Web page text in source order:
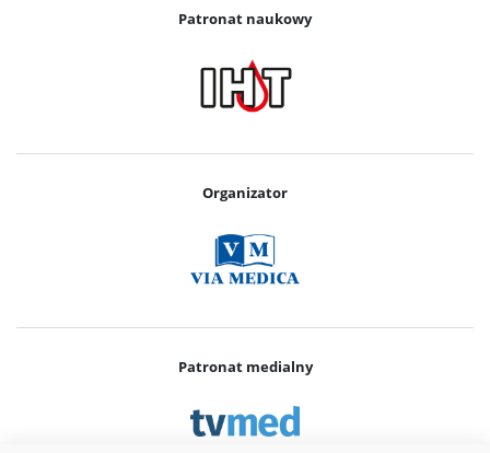
Patronat naukowy
Organizator
Patronat medialny